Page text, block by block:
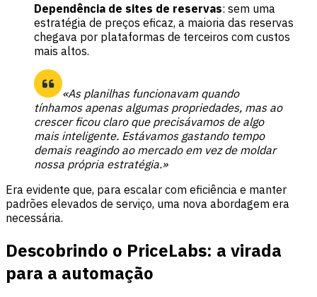
Dependência de sites de reservas: sem uma
estratégia de preços eficaz, a maioria das reservas
chegava por plataformas de terceiros com custos
mais altos.
«As planilhas funcionavam quando
tínhamos apenas algumas propriedades, mas ao
crescer ficou claro que precisávamos de algo
mais inteligente. Estávamos gastando tempo
demais reagindo ao mercado em vez de moldar
nossa própria estratégia.»
Era evidente que, para escalar com eficiência e manter
padrões elevados de serviço, uma nova abordagem era
necessária.
Descobrindo o PriceLabs: a virada
para a automação